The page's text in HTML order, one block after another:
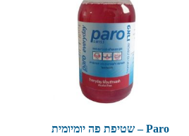
Paro – שטיפת פה יומיומית